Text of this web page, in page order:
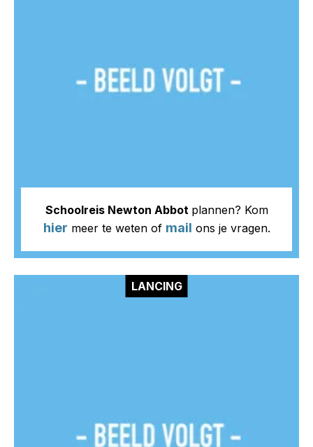
Schoolreis Newton Abbot plannen? Kom
hier meer te weten of mail ons je vragen.
LANCING